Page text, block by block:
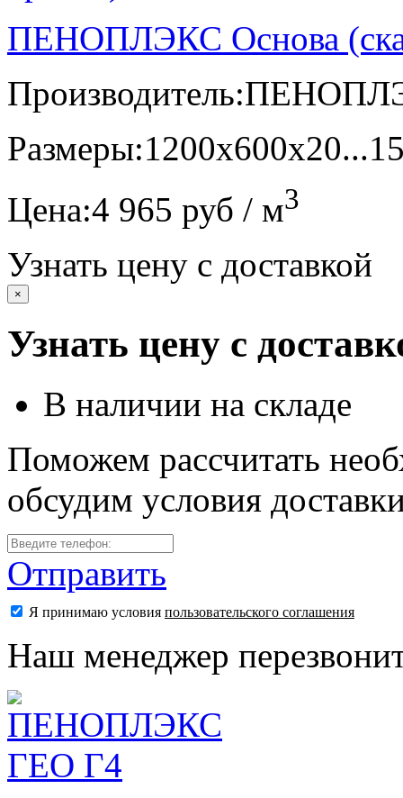
ПЕНОПЛЭКС Основа
Производитель:
Размеры:
Цена:4 965 руб / м3
Узнать цену с доставкой
×
Узнать цену с
В наличии на складе
Поможем рассчитать
обсудим условия
Отправить
Я принимаю условия пользовательского соглашения
Наш менеджер